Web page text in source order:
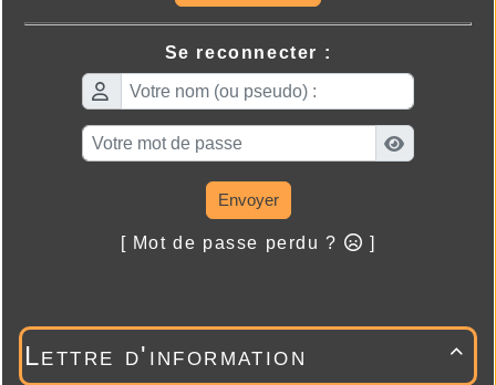
Se reconnecter :
Envoyer
[ Mot de passe perdu ? ]

Lettre d'information